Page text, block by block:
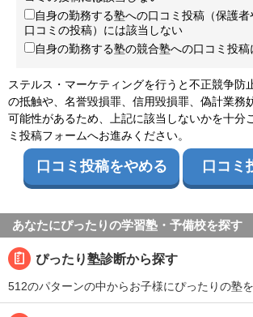
自身の勤務する塾への口コミ投稿（保護
口コミの投稿）には該当しない
自身の勤務する塾の競合塾への口コミ投
ステルス・マーケティングを行うと不正競争防
の抵触や、名誉毀損罪、信用毀損罪、偽計業務
可能性があるため、上記に該当しないかを十分
ミ投稿フォームへお進みください。
口コミ投稿をやめる 口コミ
あなたにぴったりの学習塾・予備校を探す
ぴったり塾診断から探す
512のパターンの中からお子様にぴったりの塾を